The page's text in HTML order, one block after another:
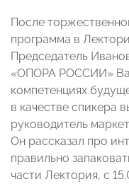
После
программа в
Председатель
«ОПОРА РОССИИ»
компетенциях
в качестве спикера
руководитель
Он рассказал про
правильно
части Лектория, с